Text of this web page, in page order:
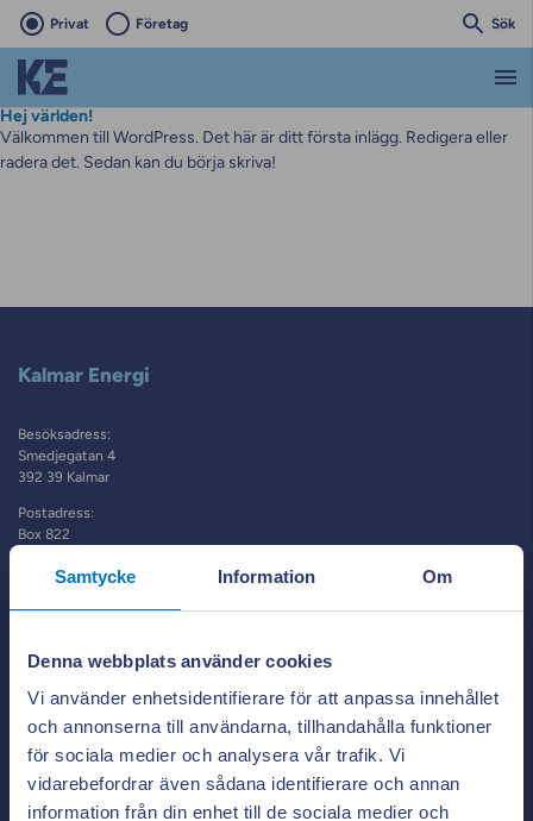
Samtycke Information Om
Denna webbplats använder cookies
Vi använder enhetsidentifierare för att anpassa innehållet
och annonserna till användarna, tillhandahålla funktioner
för sociala medier och analysera vår trafik. Vi
vidarebefordrar även sådana identifierare och annan
information från din enhet till de sociala medier och
Privat Företag Sök
Hej världen!
Välkommen till WordPress. Det här är ditt första inlägg. Redigera eller
radera det. Sedan kan du börja skriva!
Kalmar Energi
Besöksadress:
Smedjegatan 4
392 39 Kalmar
Postadress:
Box 822
Kundcenter:0480-45 11 45
Växel:0480-45 10 00
Teckna avtal
Postnummer